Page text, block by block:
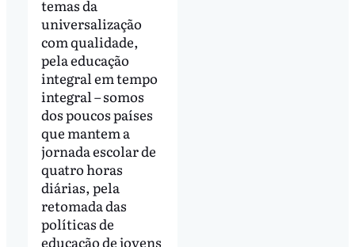
temas da
universalização
com qualidade,
pela educação
integral em tempo
integral – somos
dos poucos países
que mantem a
jornada escolar de
quatro horas
diárias, pela
retomada das
políticas de
educação de jovens